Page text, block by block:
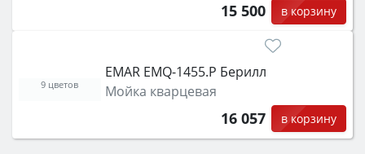
15 500 в корзину
EMAR EMQ-1455.P Берилл
Мойка кварцевая
16 057 в корзину
9 цветов